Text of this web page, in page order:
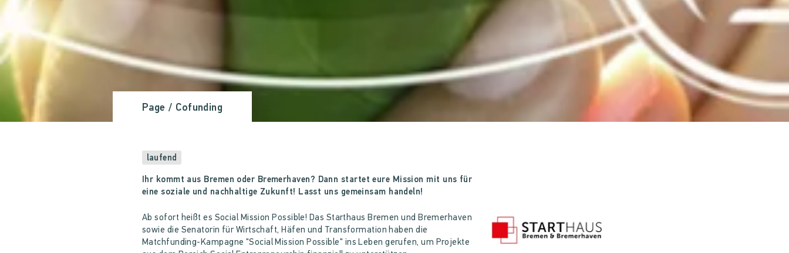
Page / Cofunding
laufend
Ihr kommt aus Bremen oder Bremerhaven? Dann startet eure Mission mit uns für
eine soziale und nachhaltige Zukunft! Lasst uns gemeinsam handeln!
Ab sofort heißt es Social Mission Possible! Das Starthaus Bremen und Bremerhaven
sowie die Senatorin für Wirtschaft, Häfen und Transformation haben die
Matchfunding-Kampagne "Social Mission Possible" ins Leben gerufen, um Projekte